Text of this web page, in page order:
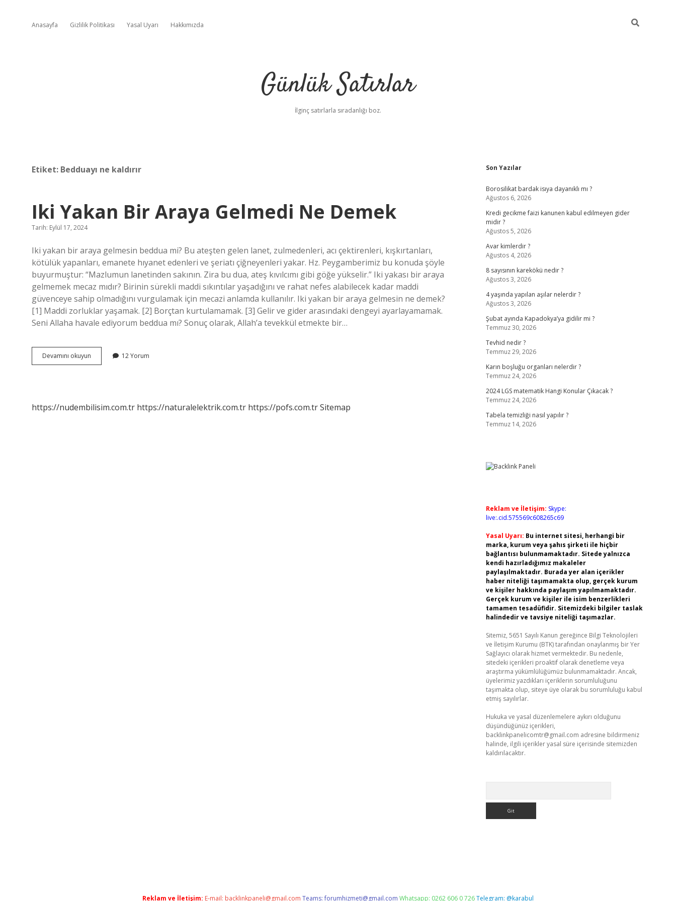
Anasayfa Gizlilik Politikası Yasal Uyarı Hakkımızda
Günlük Satırlar
İlginç satırlarla sıradanlığı boz.
Etiket: Bedduayı ne kaldırır
Iki Yakan Bir Araya Gelmedi Ne Demek
Tarih: Eylül 17, 2024
Iki yakan bir araya gelmesin beddua mi? Bu ateşten gelen lanet, zulmedenleri, acı çektirenleri, kışkırtanları,
kötülük yapanları, emanete hıyanet edenleri ve şeriatı çiğneyenleri yakar. Hz. Peygamberimiz bu konuda şöyle
buyurmuştur: “Mazlumun lanetinden sakının. Zira bu dua, ateş kıvılcımı gibi göğe yükselir.” Iki yakası bir araya
gelmemek mecaz mıdır? Birinin sürekli maddi sıkıntılar yaşadığını ve rahat nefes alabilecek kadar maddi
güvenceye sahip olmadığını vurgulamak için mecazi anlamda kullanılır. Iki yakan bir araya gelmesin ne demek?
[1] Maddi zorluklar yaşamak. [2] Borçtan kurtulamamak. [3] Gelir ve gider arasındaki dengeyi ayarlayamamak.
Seni Allaha havale ediyorum beddua mı? Sonuç olarak, Allah’a tevekkül etmekte bir…
Devamını okuyun
Yakan
Demek
12 Yorum
https://nudembilisim.com.tr https://naturalelektrik.com.tr https://pofs.com.trSitemap
Sidebar
Son Yazılar
Borosilikat bardak isıya dayanıklı mı ?
Ağustos 6, 2026
Kredi gecikme faizi kanunen kabul edilmeyen gider
midir ?
Ağustos 5, 2026
Avar kimlerdir ?
Ağustos 4, 2026
8 sayısının karekökü nedir ?
Ağustos 3, 2026
4 yaşında yapılan aşılar nelerdir ?
Ağustos 3, 2026
Şubat ayında Kapadokya’ya gidilir mi ?
Temmuz 30, 2026
Tevhid nedir ?
Temmuz 29, 2026
Karın boşluğu organları nelerdir ?
Temmuz 24, 2026
2024 LGS matematik Hangi Konular Çıkacak ?
Temmuz 24, 2026
Tabela temizliği nasıl yapılır ?
Temmuz 14, 2026
Reklam ve İletişim: Skype:
live:.cid.575569c608265c69
Yasal Uyarı: Bu internet sitesi, herhangi bir
marka, kurum veya şahıs şirketi ile hiçbir
bağlantısı bulunmamaktadır. Sitede yalnızca
kendi hazırladığımız makaleler
paylaşılmaktadır. Burada yer alan içerikler
haber niteliği taşımamakta olup, gerçek kurum
ve kişiler hakkında paylaşım yapılmamaktadır.
Gerçek kurum ve kişiler ile isim benzerlikleri
tamamen tesadüfidir. Sitemizdeki bilgiler taslak
halindedir ve tavsiye niteliği taşımazlar.
Sitemiz, 5651 Sayılı Kanun gereğince Bilgi Teknolojileri
ve İletişim Kurumu (BTK) tarafından onaylanmış bir Yer
Sağlayıcı olarak hizmet vermektedir. Bu nedenle,
sitedeki içerikleri proaktif olarak denetleme veya
araştırma yükümlülüğümüz bulunmamaktadır. Ancak,
üyelerimiz yazdıkları içeriklerin sorumluluğunu
taşımakta olup, siteye üye olarak bu sorumluluğu kabul
etmiş sayılırlar.
Hukuka ve yasal düzenlemelere aykırı olduğunu
düşündüğünüz içerikleri,
backlinkpanelicomtr@gmail.com adresine bildirmeniz
halinde, ilgili içerikler yasal süre içerisinde sitemizden
kaldırılacaktır.
Reklam ve İletişim: E-mail: backlinkpaneli@gmail.com Teams:forumhizmeti@gmail.com Whatsapp: 0262 606 0 726Telegram: @karabul